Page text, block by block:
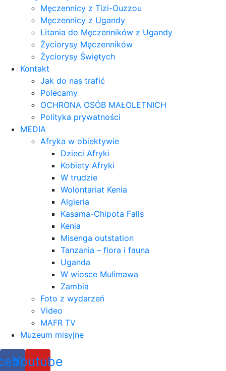
Męczennicy z Tizi-Ouzzou
Męczennicy z Ugandy
Litania do Męczenników z Ugandy
Życiorysy Męczenników
Życiorysy Świętych
Kontakt
Jak do nas trafić
Polecamy
OCHRONA OSÓB MAŁOLETNICH
Polityka prywatności
MEDIA
Afryka w obiektywie
Dzieci Afryki
Kobiety Afryki
W trudzie
Wolontariat Kenia
Algieria
Kasama-Chipota Falls
Kenia
Misenga outstation
Tanzania – flora i fauna
Uganda
W wiosce Mulimawa
Zambia
Foto z wydarzeń
Video
MAFR TV
Muzeum misyjne
Youtube